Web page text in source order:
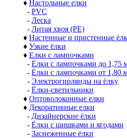
♦ Настольные елки
- PVC
- Леска
- Литая хвоя (РЕ)
♦ Настенные и пристенные
♦ Узкие ёлки
♦ Елки с лампочками
- Ёлки с лампочками до 1,75
- Ёлки с лампочками от 1,80
- Электрогирлянды на ёлку
- Ёлки-светильники
♦ Оптоволоконные елки
♦ Декоративные елки
- Дизайнерские ёлки
- Ёлки с шишками и ягодами
- Заснеженные ёлки